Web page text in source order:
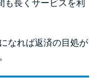
も長くサービスを利
なれば返済の目処が